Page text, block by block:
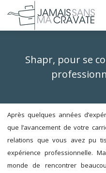
Shapr, pour se
Après quelques années
que l’avancement de votre
relations que vous avez pu
expérience professionnelle.
monde de rencontrer